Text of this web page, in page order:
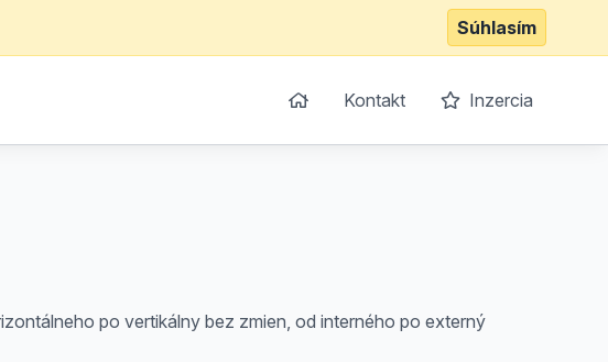
Súhlasím
Kontakt Inzercia
po vertikálny bez zmien, od interného po externý